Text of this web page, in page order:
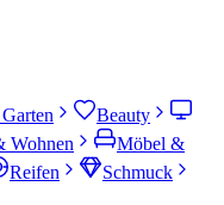
Beauty
Wohnen
Möbel &
Reifen
Schmuck